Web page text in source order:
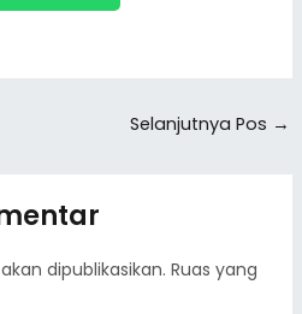
Selanjutnya Pos →
dipublikasikan. Ruas yang